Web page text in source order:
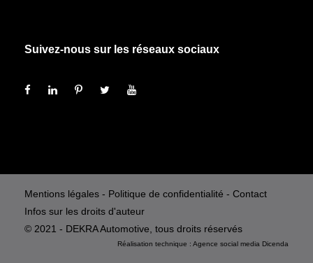
Suivez-nous sur les réseaux sociaux
Mentions légales - Politique de confidentialité - Contact
Infos sur les droits d'auteur
© 2021 - DEKRA Automotive, tous droits réservés
Réalisation technique : Agence social media Dicenda